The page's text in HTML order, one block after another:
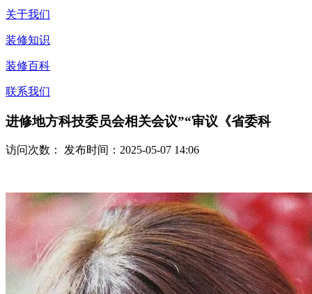
关于我们
装修知识
装修百科
联系我们
进修地方科技委员会相关会议”“审议《省委科
访问次数： 发布时间：2025-05-07 14:06